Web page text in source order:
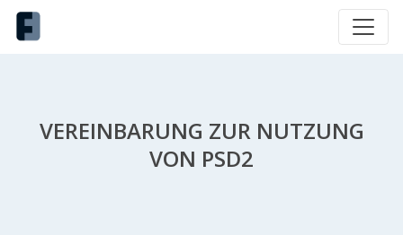
VEREINBARUNG ZUR NUTZUNG
VON PSD2